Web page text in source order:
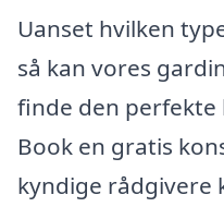
Uanset hvilken
så kan vores
finde den perfekte
Book en gratis
kyndige rådgivere